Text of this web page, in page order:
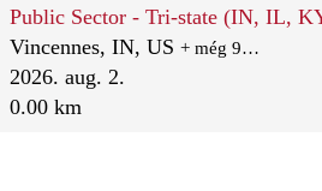
Public Sector - Tri-state (IN, IL,
Vincennes, IN, US + még 9…
2026. aug. 2.
0.00 km